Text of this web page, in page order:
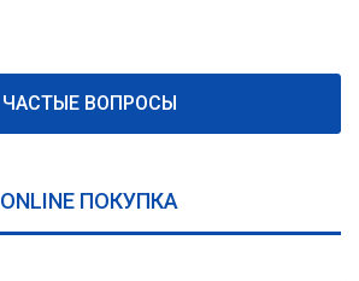
ЧАСТЫЕ ВОПРОСЫ
ONLINE ПОКУПКА